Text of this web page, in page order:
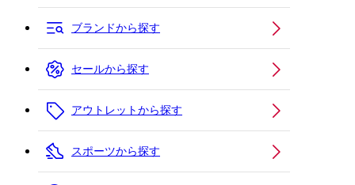
ブランドから探す
セールから探す
アウトレットから探す
スポーツから探す